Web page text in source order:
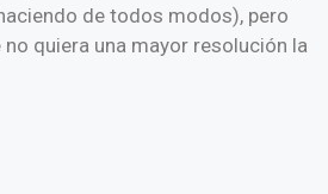
de todos modos), pero
quiera una mayor resolución la